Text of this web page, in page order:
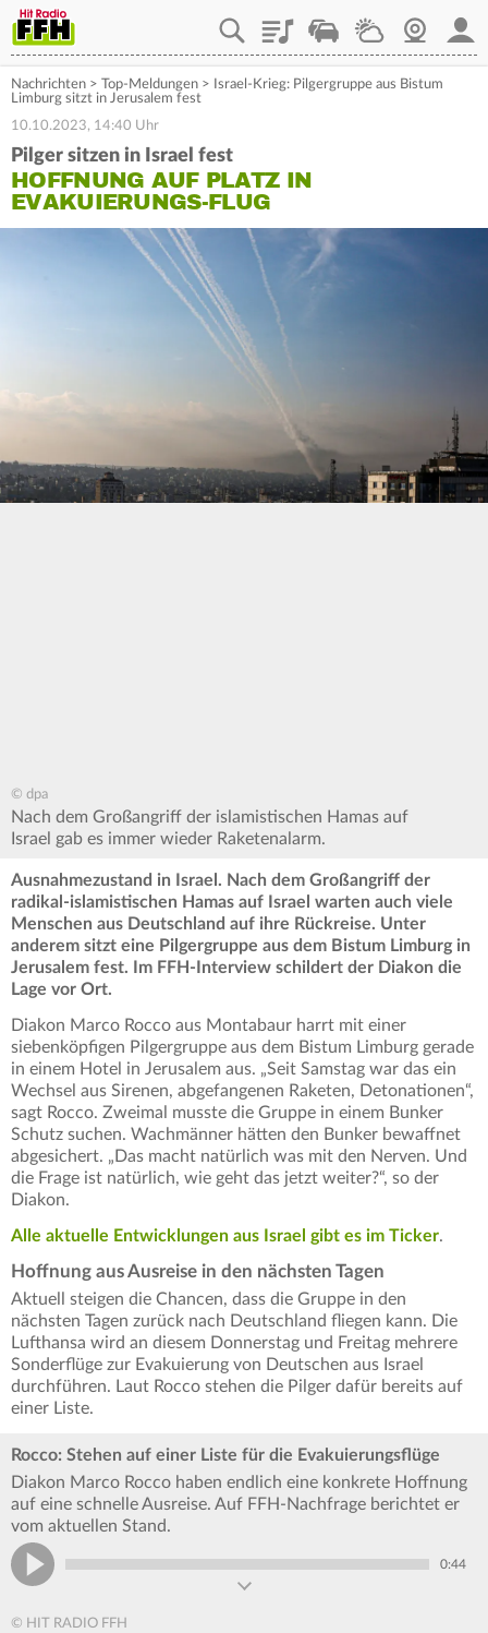
PlaylistStaupilotWetterWebcam
Nachrichten > Top-Meldungen >
Israel-Krieg: Pilgergruppe aus Bistum
Limburg sitzt in Jerusalem fest
10.10.2023, 14:40 Uhr
Pilger sitzen in Israel fest
HOFFNUNG AUF PLATZ IN
EVAKUIERUNGS-FLUG
© dpa
Nach dem Großangriff der islamistischen Hamas auf
Israel gab es immer wieder Raketenalarm.
Ausnahmezustand in Israel. Nach dem Großangriff der
radikal-islamistischen Hamas auf Israel warten auch viele
Menschen aus Deutschland auf ihre Rückreise. Unter
anderem sitzt eine Pilgergruppe aus dem Bistum Limburg in
Jerusalem fest. Im FFH-Interview schildert der Diakon die
Lage vor Ort.
Diakon Marco Rocco aus Montabaur harrt mit einer
siebenköpfigen Pilgergruppe aus dem Bistum Limburg gerade
in einem Hotel in Jerusalem aus. „Seit Samstag war das ein
Wechsel aus Sirenen, abgefangenen Raketen, Detonationen“,
sagt Rocco. Zweimal musste die Gruppe in einem Bunker
Schutz suchen. Wachmänner hätten den Bunker bewaffnet
abgesichert. „Das macht natürlich was mit den Nerven. Und
die Frage ist natürlich, wie geht das jetzt weiter?“, so der
Diakon.
Alle aktuelle Entwicklungen aus Israel gibt es im Ticker.
Hoffnung aus Ausreise in den nächsten Tagen
Aktuell steigen die Chancen, dass die Gruppe in den
nächsten Tagen zurück nach Deutschland fliegen kann. Die
Lufthansa wird an diesem Donnerstag und Freitag mehrere
Sonderflüge zur Evakuierung von Deutschen aus Israel
durchführen. Laut Rocco stehen die Pilger dafür bereits auf
einer Liste.
Rocco: Stehen auf einer Liste für die Evakuierungsflüge
Diakon Marco Rocco haben endlich eine konkrete Hoffnung
auf eine schnelle Ausreise. Auf FFH-Nachfrage berichtet er
vom aktuellen Stand.
0:44
© HIT RADIO FFH